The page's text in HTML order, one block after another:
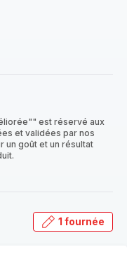
est réservé aux
et validées par nos
un goût et un résultat
1 fournée